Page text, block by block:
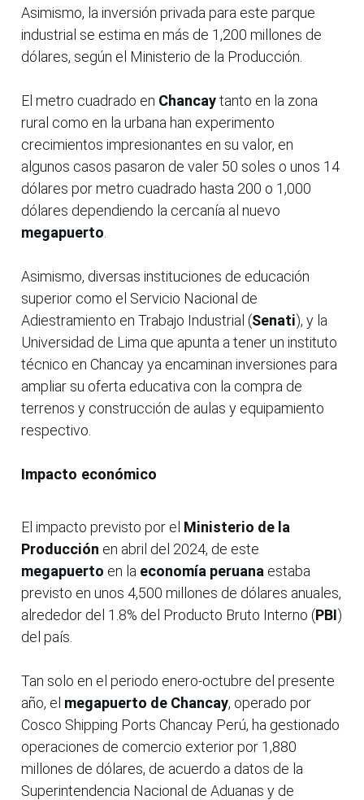
Asimismo, la inversión privada para este parque
industrial se estima en más de 1,200 millones de
dólares, según el Ministerio de la Producción.
El metro cuadrado en Chancaytanto en la zona
rural como en la urbana han experimento
crecimientos impresionantes en su valor, en
algunos casos pasaron de valer 50 soles o unos 14
dólares por metro cuadrado hasta 200 o 1,000
dólares dependiendo la cercanía al nuevo
megapuerto
Asimismo, diversas instituciones de educación
superior como el Servicio Nacional de
Adiestramiento en Trabajo Industrial (Senati), y la
Universidad de Lima que apunta a tener un instituto
técnico en Chancay ya encaminan inversiones para
ampliar su oferta educativa con la compra de
terrenos y construcción de aulas y equipamiento
respectivo.
Impacto económico
El impacto previsto por el Ministerio de la
Producción en abril del 2024, de este
megapuerto en la economía peruana estaba
previsto en unos 4,500 millones de dólares anuales,
alrededor del 1.8% del Producto Bruto Interno (PBI)
del país.
Tan solo en el periodo enero-octubre del presente
año, el megapuerto de Chancay, operado por
Cosco Shipping Ports Chancay Perú, ha gestionado
operaciones de comercio exterior por 1,880
millones de dólares, de acuerdo a datos de la
Superintendencia Nacional de Aduanas y de